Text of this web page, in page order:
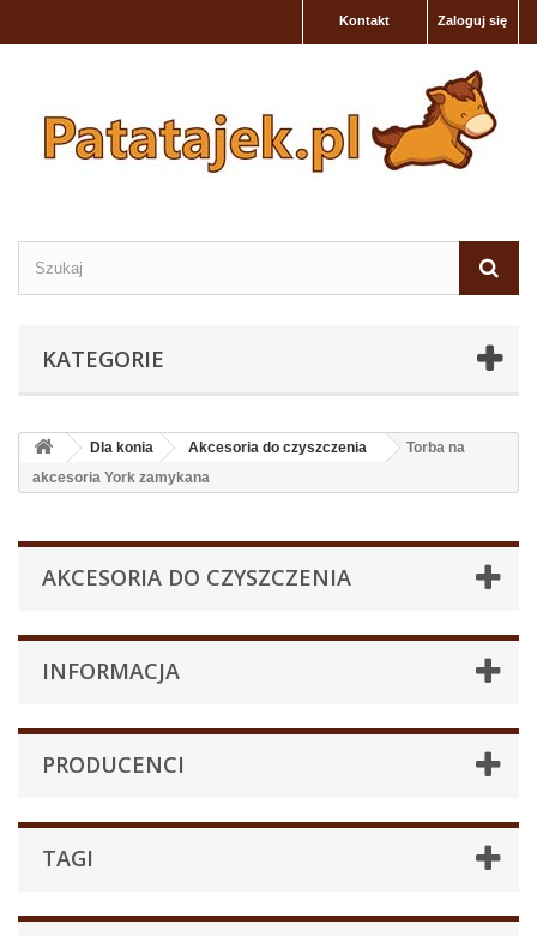
Zaloguj się
Kontakt
KATEGORIE
Dla konia Akcesoria do czyszczenia
Torba na
akcesoria York zamykana
AKCESORIA DO CZYSZCZENIA
INFORMACJA
PRODUCENCI
TAGI